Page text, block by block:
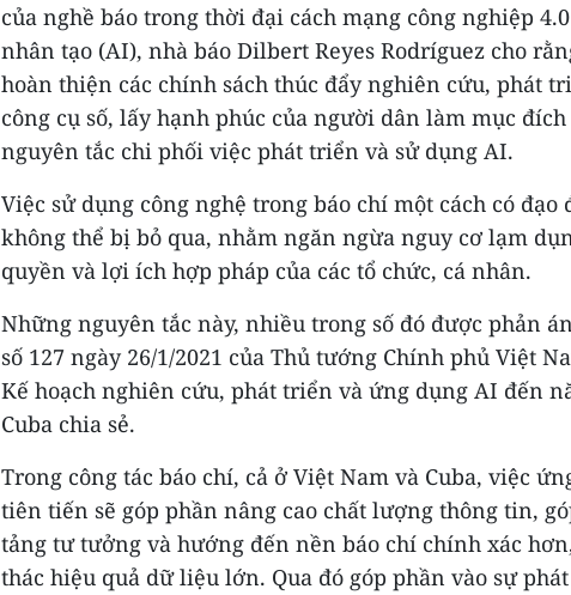
của nghề báo trong thời đại cách mạng công nghiệp
nhân tạo (AI), nhà báo Dilbert Reyes Rodríguez cho
hoàn thiện các chính sách thúc đẩy nghiên cứu, phát
công cụ số, lấy hạnh phúc của người dân làm mục
nguyên tắc chi phối việc phát triển và sử dụng AI.
Việc sử dụng công nghệ trong báo chí một cách có
không thể bị bỏ qua, nhằm ngăn ngừa nguy cơ lạm
quyền và lợi ích hợp pháp của các tổ chức, cá nhân.
Những nguyên tắc này, nhiều trong số đó được phản
số 127 ngày 26/1/2021 của Thủ tướng Chính phủ Việt
Kế hoạch nghiên cứu, phát triển và ứng dụng AI đến
Cuba chia sẻ.
Trong công tác báo chí, cả ở Việt Nam và Cuba, việc
tiên tiến sẽ góp phần nâng cao chất lượng thông tin,
tảng tư tưởng và hướng đến nền báo chí chính xác
thác hiệu quả dữ liệu lớn. Qua đó góp phần vào sự